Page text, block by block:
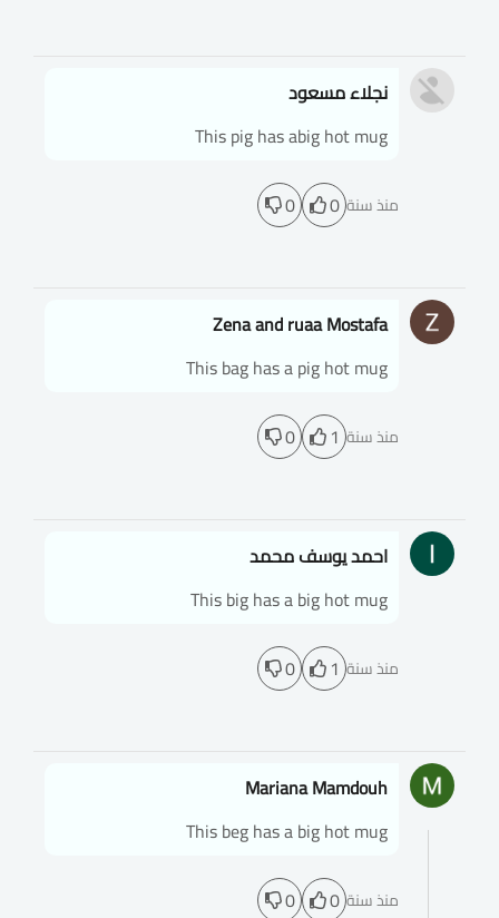
نجلاء مسعود
This pig has abig hot mug
منذ سنة 0
0
Zena and ruaa Mostafa
This bag has a pig hot mug
منذ سنة 1
0
احمد يوسف محمد
This big has a big hot mug
منذ سنة 1
0
Mariana Mamdouh
This beg has a big hot mug
منذ سنة 0
0